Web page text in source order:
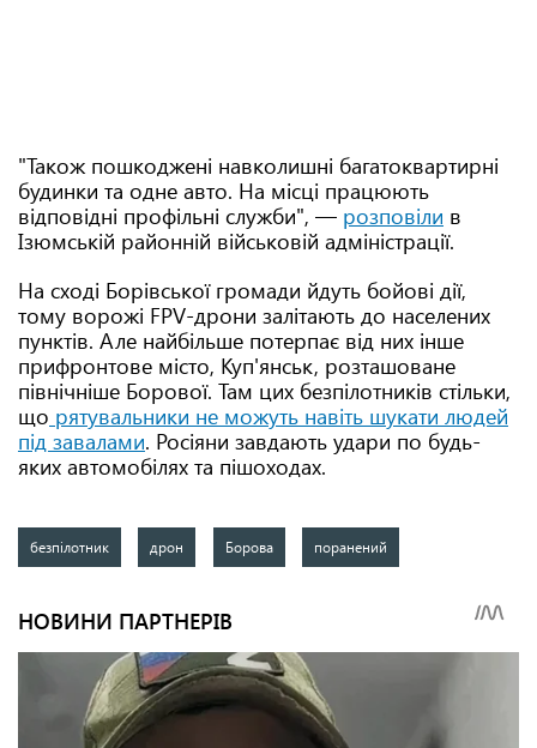
"Також пошкоджені навколишні багатоквартирні
будинки та одне авто. На місці працюють
відповідні профільні служби", — розповіли в
Ізюмській районній військовій адміністрації.
На сході Борівської громади йдуть бойові дії,
тому ворожі FPV-дрони залітають до населених
пунктів. Але найбільше потерпає від них інше
прифронтове місто, Куп'янськ, розташоване
північніше Борової. Там цих безпілотників стільки,
що рятувальники не можуть навіть шукати людей
під завалами. Росіяни завдають удари по будь-
яких автомобілях та пішоходах.
безпілотник дрон Борова поранений